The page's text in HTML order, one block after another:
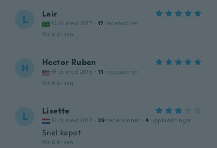
L Lair
Gick med 2017 · 17 recensioner
för 6 år sen
H Hector Ruben
Gick med 2015 · 11 recensioner
för 6 år sen
L Lisette
Gick med 2017 · 29 recensioner · 4 uppladdningar
Snel kapot
för 6 år sen